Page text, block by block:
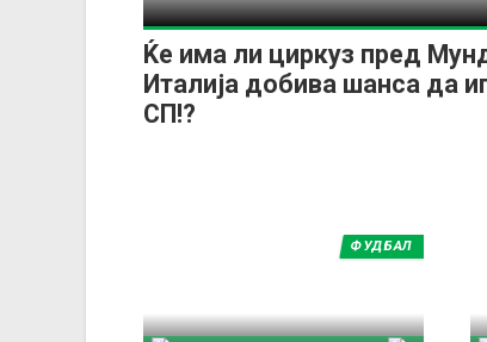
Ќе има ли циркуз пред
Италија добива шанса да
СП!?
ФУДБАЛ